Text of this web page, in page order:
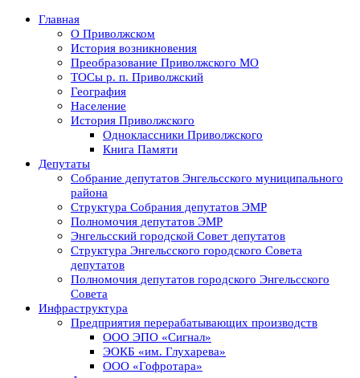
Главная
О Приволжском
История возникновения
Преобразование Приволжского МО
ТОСы р. п. Приволжский
География
Население
История Приволжского
Одноклассники Приволжского
Книга Памяти
Депутаты
Собрание депутатов Энгельсского муниципального
района
Структура Собрания депутатов ЭМР
Полномочия депутатов ЭМР
Энгельсский городской Совет депутатов
Структура Энгельсского городского Совета
депутатов
Полномочия депутатов городского Энгельсского
Совета
Инфраструктура
Предприятия перерабатывающих производств
ООО ЭПО «Сигнал»
ЭОКБ «им. Глухарева»
ООО «Гофротара»